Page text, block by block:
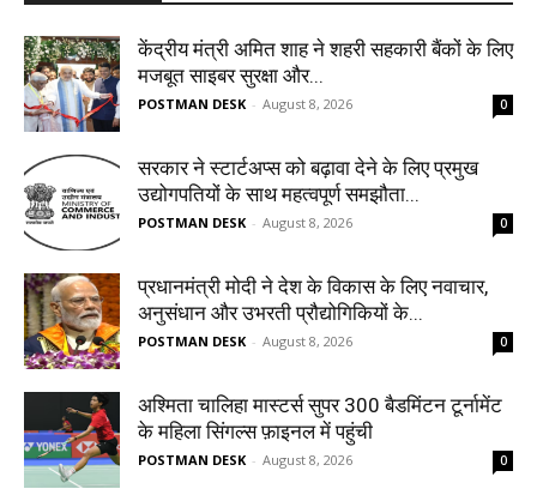
केंद्रीय मंत्री अमित शाह ने शहरी सहकारी बैंकों के लिए
मजबूत साइबर सुरक्षा और...
POSTMAN DESK - August 8, 2026 0
सरकार ने स्टार्टअप्‍स को बढ़ावा देने के लिए प्रमुख
उद्योगपतियों के साथ महत्‍वपूर्ण समझौता...
POSTMAN DESK - August 8, 2026 0
प्रधानमंत्री मोदी ने देश के विकास के लिए नवाचार,
अनुसंधान और उभरती प्रौद्योगिकियों के...
POSTMAN DESK - August 8, 2026 0
अश्मिता चालिहा मास्टर्स सुपर 300 बैडमिंटन टूर्नामेंट
के महिला सिंगल्स फ़ाइनल में पहुंची
POSTMAN DESK - August 8, 2026 0